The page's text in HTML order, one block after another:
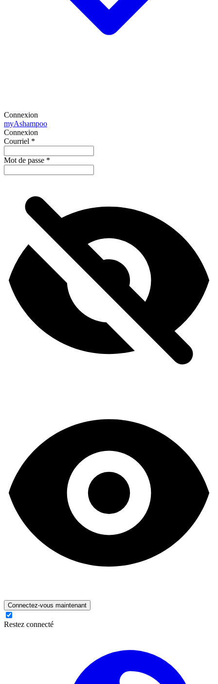
Connexion
myAshampoo
Connexion
Courriel *
Mot de passe *
Connectez-vous maintenant
Restez connecté